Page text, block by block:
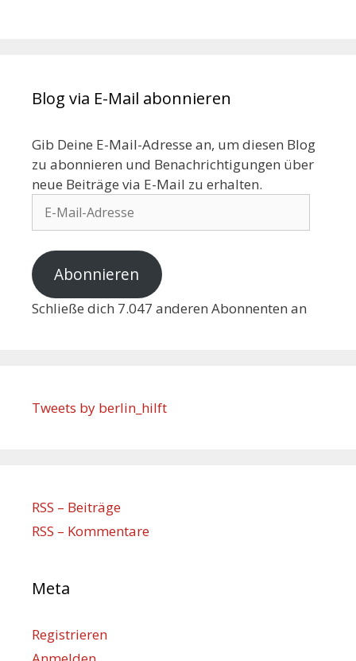
Blog via E-Mail abonnieren
Gib Deine E-Mail-Adresse an, um diesen Blog
zu abonnieren und Benachrichtigungen über
neue Beiträge via E-Mail zu erhalten.
Abonnieren
Schließe dich 7.047 anderen Abonnenten an
Tweets by berlin_hilft
RSS – Beiträge
RSS – Kommentare
Meta
Registrieren